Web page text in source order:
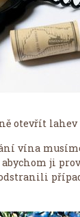
otevřít
vína
ji